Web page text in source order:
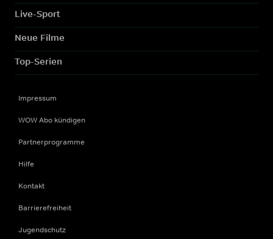
Live-Sport
Neue Filme
Top-Serien
Impressum
WOW Abo kündigen
Partnerprogramme
Hilfe
Kontakt
Barrierefreiheit
Jugendschutz